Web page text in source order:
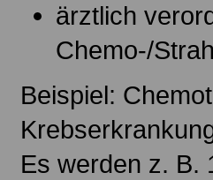
ärztlich
Chemo-/
Beispiel:
Es werden z. B.